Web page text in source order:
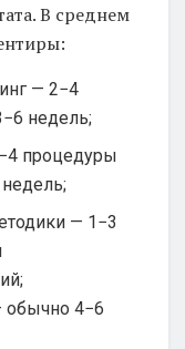
В среднем
— 2−4
недель;
процедуры
— 1−3
обычно 4−6